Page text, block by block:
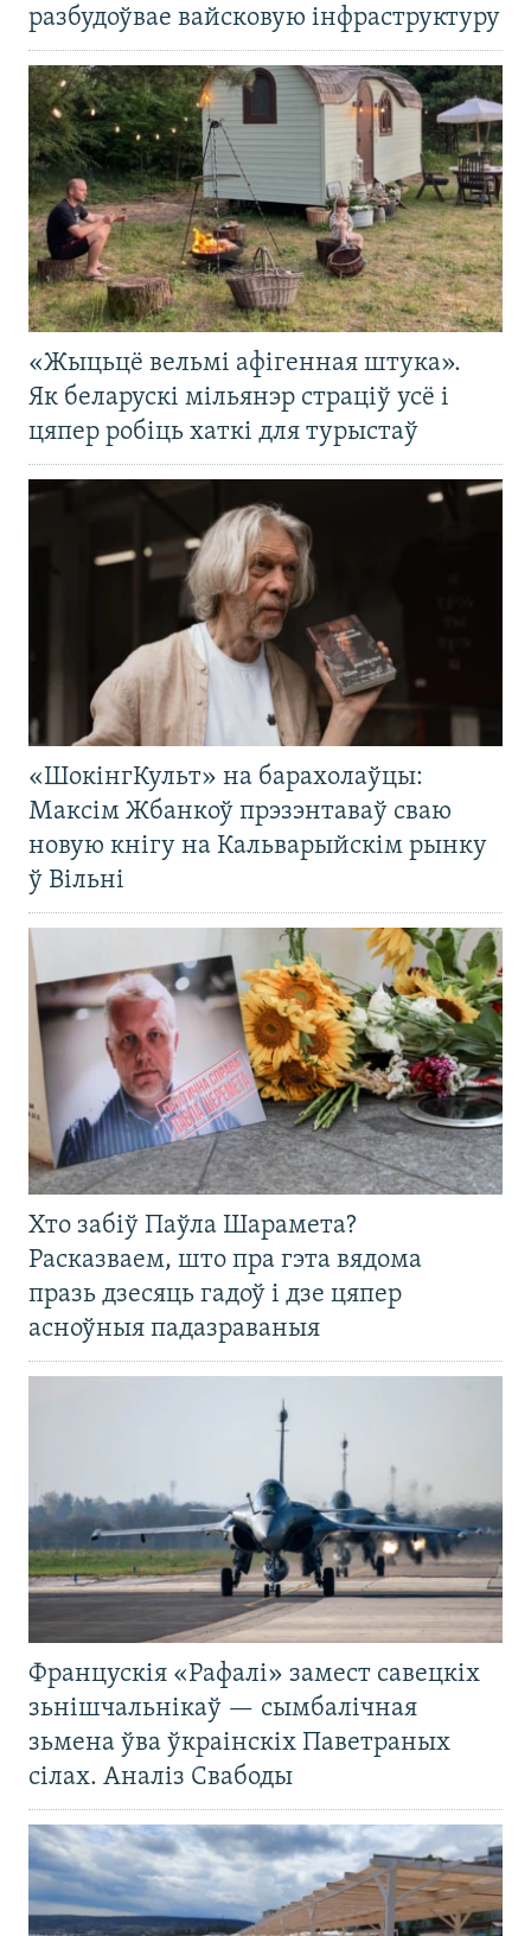
разбудоўвае вайсковую інфраструктуру
«Жыцьцё вельмі афігенная штука».
Як беларускі мільянэр страціў усё і
цяпер робіць хаткі для турыстаў
«ШокінгКульт» на барахолаўцы:
Максім Жбанкоў прэзэнтаваў сваю
новую кнігу на Кальварыйскім рынку
ў Вільні
Хто забіў Паўла Шарамета?
Расказваем, што пра гэта вядома
празь дзесяць гадоў і дзе цяпер
асноўныя падазраваныя
Францускія «Рафалі» замест савецкіх
зьнішчальнікаў — сымбалічная
зьмена ўва ўкраінскіх Паветраных
сілах. Аналіз Свабоды